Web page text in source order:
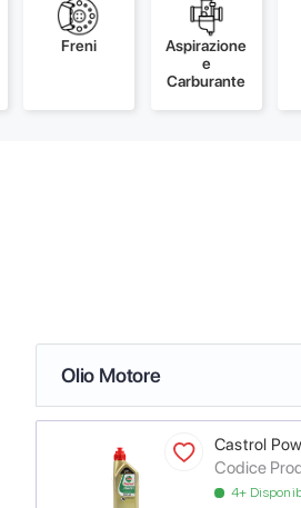
Freni
Aspirazione
e
Carburante
Olio Motore
Castrol
Codice
4+